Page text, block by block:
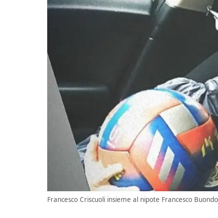
Francesco Criscuoli insieme al nipote Francesco